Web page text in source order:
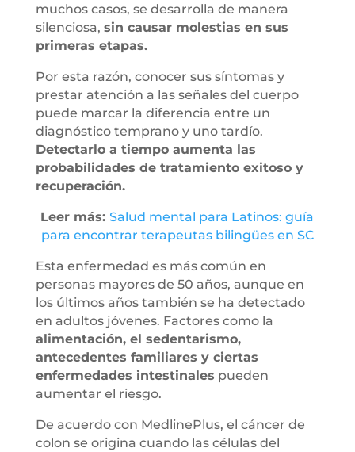
muchos casos, se desarrolla de manera
silenciosa, sin causar molestias en sus
primeras etapas.
Por esta razón, conocer sus síntomas y
prestar atención a las señales del cuerpo
puede marcar la diferencia entre un
diagnóstico temprano y uno tardío.
Detectarlo a tiempo aumenta las
probabilidades de tratamiento exitoso y
recuperación.
Leer más:Salud mental para Latinos: guía
para encontrar terapeutas bilingües en SC
Esta enfermedad es más común en
personas mayores de 50 años, aunque en
los últimos años también se ha detectado
en adultos jóvenes. Factores como la
alimentación, el sedentarismo,
antecedentes familiares y ciertas
enfermedades intestinales pueden
aumentar el riesgo.
De acuerdo con MedlinePlus, el cáncer de
colon se origina cuando las células del